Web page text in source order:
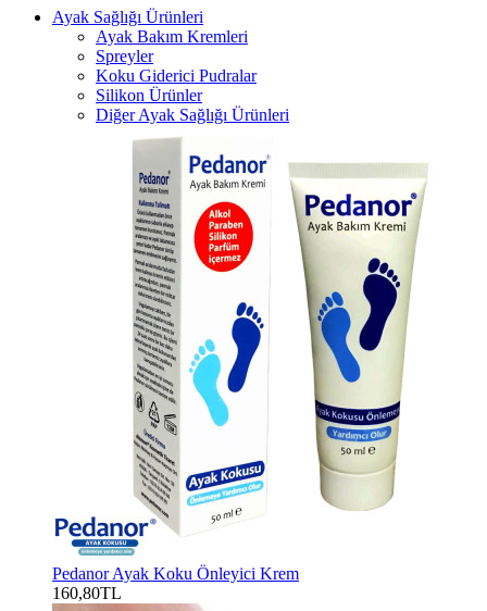
Ayak Sağlığı Ürünleri
Ayak Bakım Kremleri
Spreyler
Koku Giderici Pudralar
Silikon Ürünler
Diğer Ayak Sağlığı Ürünleri
Pedanor Ayak Koku Önleyici Krem
160,80TL